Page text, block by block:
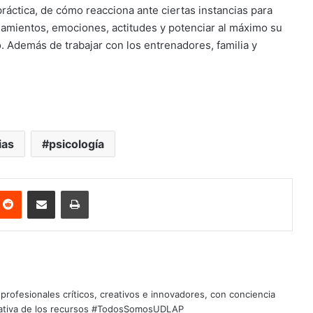
de cómo reacciona ante ciertas instancias para
emociones, actitudes y potenciar al máximo su
de trabajar con los entrenadores, familia y
psicología
Reddit Share via Email Print
críticos, creativos e innovadores, con conciencia
de los recursos #TodosSomosUDLAP